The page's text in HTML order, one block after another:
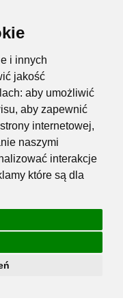
i innych
jakość
aby umożliwić
, aby zapewnić
internetowej,
naszymi
interakcje
które są dla